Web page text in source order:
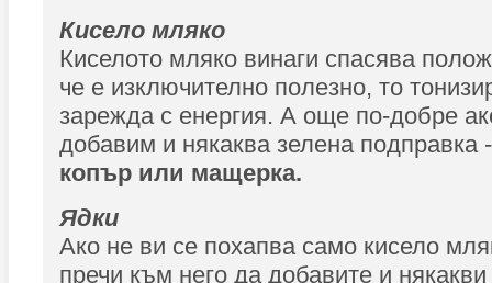
Кисело мляко
Киселото мляко винаги спасява
че е изключително полезно, то
зарежда с енергия. А още по-добре
добавим и някаква зелена подправка
копър или мащерка.
Ядки
Ако не ви се похапва само кисело
пречи към него да добавите и